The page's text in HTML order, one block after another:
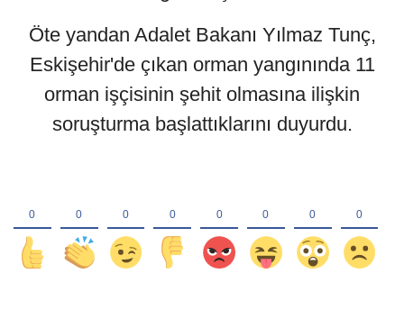
Öte yandan Adalet Bakanı Yılmaz Tunç,
Eskişehir'de çıkan orman yangınında 11
orman işçisinin şehit olmasına ilişkin
soruşturma başlattıklarını duyurdu.